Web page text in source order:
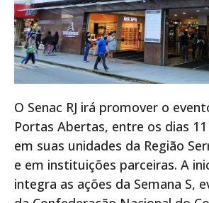
O Senac RJ irá promover o
Portas Abertas, entre os dias
em suas unidades da Região
e em instituições parceiras. A
integra as ações da Semana S,